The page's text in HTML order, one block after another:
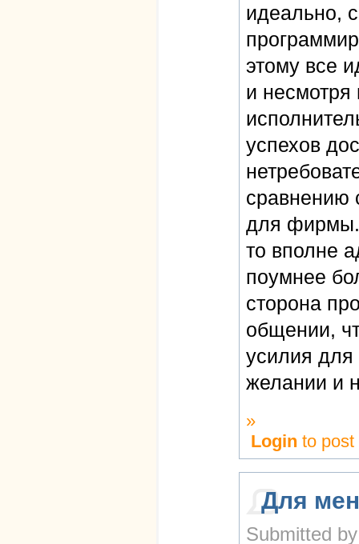
идеально,
этому все
и
успехов
сравнению
для фирмы.
то вполне
поумнее
сторона
общении,
усилия
желании и
»
Login to post
Для
Submitted